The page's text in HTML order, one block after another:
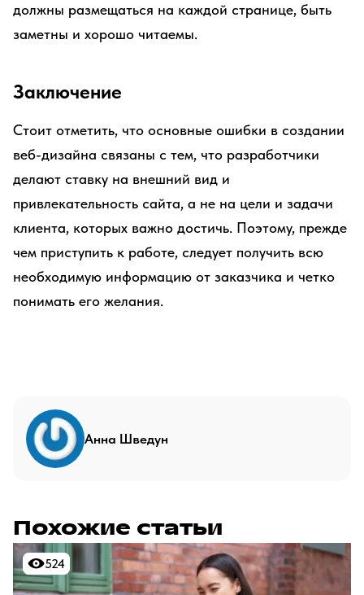
должны размещаться на каждой странице, быть
заметны и хорошо читаемы.
Заключение
Стоит отметить, что основные ошибки в создании
веб-дизайна связаны с тем, что разработчики
делают ставку на внешний вид и
привлекательность сайта, а не на цели и задачи
клиента, которых важно достичь. Поэтому, прежде
чем приступить к работе, следует получить всю
необходимую информацию от заказчика и четко
понимать его желания.
Анна Шведун
Похожие статьи
524
524